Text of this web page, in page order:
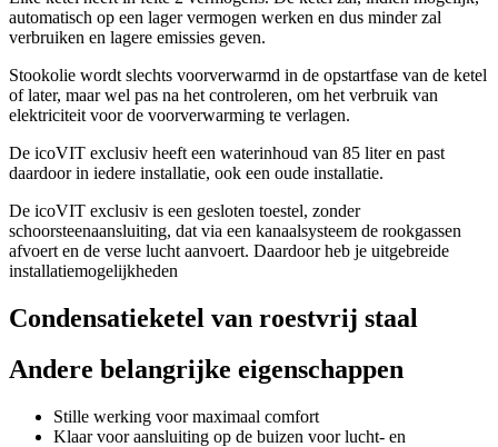
automatisch op een lager vermogen werken en dus minder zal
verbruiken en lagere emissies geven.
Stookolie wordt slechts voorverwarmd in de opstartfase van de ketel
of later, maar wel pas na het controleren, om het verbruik van
elektriciteit voor de voorverwarming te verlagen.
De icoVIT exclusiv heeft een waterinhoud van 85 liter en past
daardoor in iedere installatie, ook een oude installatie.
De icoVIT exclusiv is een gesloten toestel, zonder
schoorsteenaansluiting, dat via een kanaalsysteem de rookgassen
afvoert en de verse lucht aanvoert. Daardoor heb je uitgebreide
installatiemogelijkheden
Condensatieketel van roestvrij staal
Andere belangrijke eigenschappen
Stille werking voor maximaal comfort
Klaar voor aansluiting op de buizen voor lucht- en